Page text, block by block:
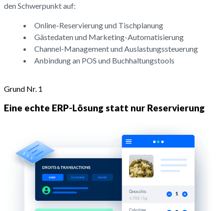
den Schwerpunkt auf:
Online-Reservierung und Tischplanung
Gästedaten und Marketing-Automatisierung
Channel-Management und Auslastungssteuerung
Anbindung an POS und Buchhaltungstools
Grund Nr. 1
Eine echte ERP-Lösung statt nur Reservierung